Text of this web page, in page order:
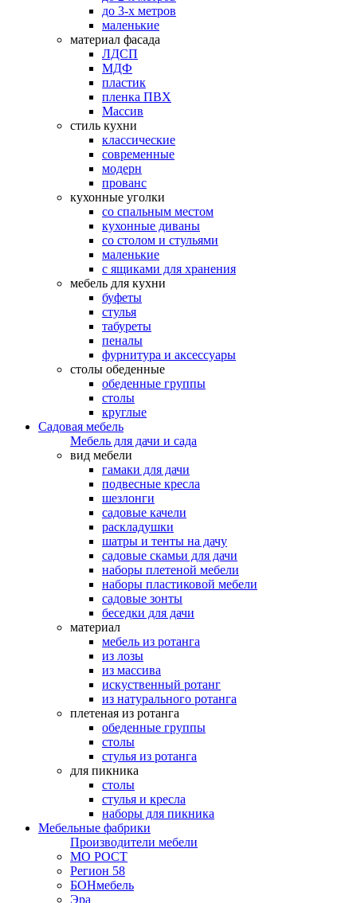
до 3-х метров
маленькие
материал фасада
ЛДСП
МДФ
пластик
пленка ПВХ
Массив
стиль кухни
классические
современные
модерн
прованс
кухонные уголки
со спальным местом
кухонные диваны
со столом и стульями
маленькие
с ящиками для хранения
мебель для кухни
буфеты
стулья
табуреты
пеналы
фурнитура и аксессуары
столы обеденные
обеденные группы
столы
круглые
Садовая мебель
Мебель для дачи и сада
вид мебели
гамаки для дачи
подвесные кресла
шезлонги
садовые качели
раскладушки
шатры и тенты на дачу
садовые скамьи для дачи
наборы плетеной мебели
наборы пластиковой мебели
садовые зонты
беседки для дачи
материал
мебель из ротанга
из лозы
из массива
искуственный ротанг
из натурального ротанга
плетеная из ротанга
обеденные группы
столы
стулья из ротанга
для пикника
столы
стулья и кресла
наборы для пикника
Мебельные фабрики
Производители мебели
МО РОСТ
Регион 58
БОНмебель
Эра